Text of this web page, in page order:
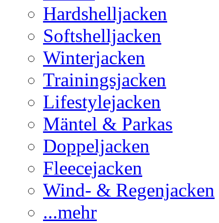
Hardshelljacken
Softshelljacken
Winterjacken
Trainingsjacken
Lifestylejacken
Mäntel & Parkas
Doppeljacken
Fleecejacken
Wind- & Regenjacken
...mehr